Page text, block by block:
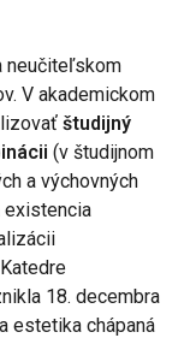
neučiteľskom
V akademickom
študijný
(v študijnom
a výchovných
existencia
18. decembra
estetika chápaná